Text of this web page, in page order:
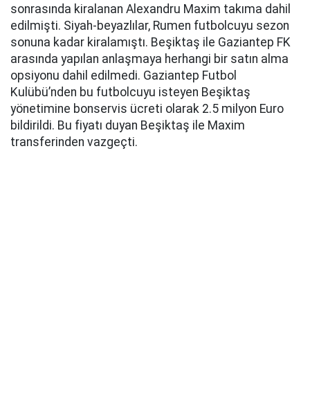
sonrasında kiralanan Alexandru Maxim takıma dahil
edilmişti. Siyah-beyazlılar, Rumen futbolcuyu sezon
sonuna kadar kiralamıştı. Beşiktaş ile Gaziantep FK
arasında yapılan anlaşmaya herhangi bir satın alma
opsiyonu dahil edilmedi. Gaziantep Futbol
Kulübü’nden bu futbolcuyu isteyen Beşiktaş
yönetimine bonservis ücreti olarak 2.5 milyon Euro
bildirildi. Bu fiyatı duyan Beşiktaş ile Maxim
transferinden vazgeçti.